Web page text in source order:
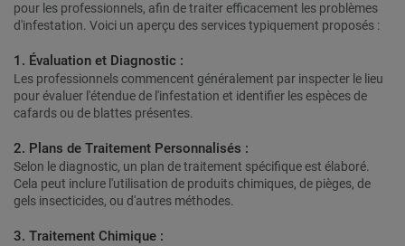
pour les professionnels, afin de traiter efficacement les problèmes
d'infestation. Voici un aperçu des services typiquement proposés :
1. Évaluation et Diagnostic :
Les professionnels commencent généralement par inspecter le lieu
pour évaluer l'étendue de l'infestation et identifier les espèces de
cafards ou de blattes présentes.
2. Plans de Traitement Personnalisés :
Selon le diagnostic, un plan de traitement spécifique est élaboré.
Cela peut inclure l'utilisation de produits chimiques, de pièges, de
gels insecticides, ou d'autres méthodes.
3. Traitement Chimique :